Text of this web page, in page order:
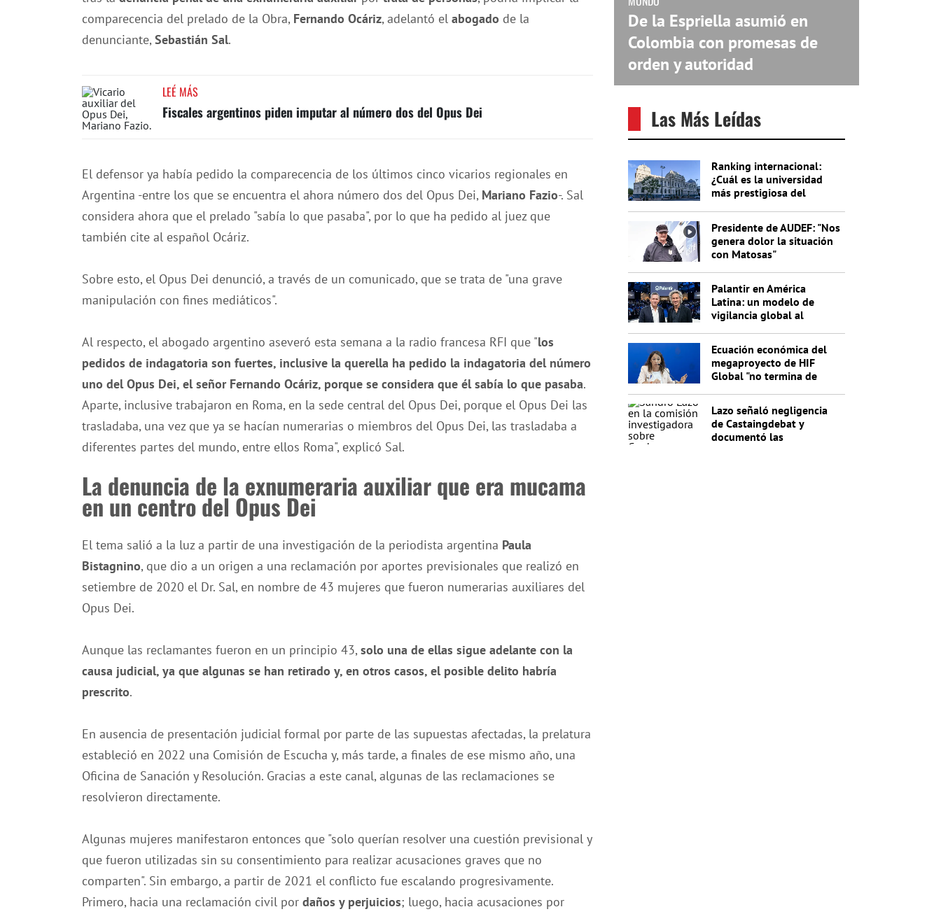
comparecencia del prelado de la Obra, Fernando Ocáriz, adelantó el abogado de la
denunciante, Sebastián Sal.
LEÉ MÁS
Fiscales argentinos piden imputar al número dos del Opus Dei
El defensor ya había pedido la comparecencia de los últimos cinco vicarios regionales en
Argentina -entre los que se encuentra el ahora número dos del Opus Dei, Mariano Fazio-. Sal
considera ahora que el prelado "sabía lo que pasaba", por lo que ha pedido al juez que
también cite al español Ocáriz.
Sobre esto, el Opus Dei denunció, a través de un comunicado, que se trata de "una grave
manipulación con fines mediáticos".
Al respecto, el abogado argentino aseveró esta semana a la radio francesa RFI que "los
pedidos de indagatoria son fuertes, inclusive la querella ha pedido la indagatoria del número
uno del Opus Dei, el señor Fernando Ocáriz, porque se considera que él sabía lo que pasaba.
Aparte, inclusive trabajaron en Roma, en la sede central del Opus Dei, porque el Opus Dei las
trasladaba, una vez que ya se hacían numerarias o miembros del Opus Dei, las trasladaba a
diferentes partes del mundo, entre ellos Roma", explicó Sal.
La denuncia de la exnumeraria auxiliar que era mucama
en un centro del Opus Dei
El tema salió a la luz a partir de una investigación de la periodista argentina Paula
Bistagnino, que dio a un origen a una reclamación por aportes previsionales que realizó en
setiembre de 2020 el Dr. Sal, en nombre de 43 mujeres que fueron numerarias auxiliares del
Opus Dei.
Aunque las reclamantes fueron en un principio 43, solo una de ellas sigue adelante con la
causa judicial, ya que algunas se han retirado y, en otros casos, el posible delito habría
prescrito.
En ausencia de presentación judicial formal por parte de las supuestas afectadas, la prelatura
estableció en 2022 una Comisión de Escucha y, más tarde, a finales de ese mismo año, una
Oficina de Sanación y Resolución. Gracias a este canal, algunas de las reclamaciones se
resolvieron directamente.
Algunas mujeres manifestaron entonces que "solo querían resolver una cuestión previsional y
que fueron utilizadas sin su consentimiento para realizar acusaciones graves que no
comparten". Sin embargo, a partir de 2021 el conflicto fue escalando progresivamente.
Primero, hacia una reclamación civil por daños y perjuicios; luego, hacia acusaciones por
De la Espriella asumió en
Colombia con promesas de
orden y autoridad
Las Más Leídas
Ranking internacional:
¿Cuál es la universidad
más prestigiosa del
Presidente de AUDEF: "Nos
genera dolor la situación
con Matosas"
Palantir en América
Latina: un modelo de
vigilancia global al
Ecuación económica del
megaproyecto de HIF
Global "no termina de
Lazo señaló negligencia
de Castaingdebat y
documentó las